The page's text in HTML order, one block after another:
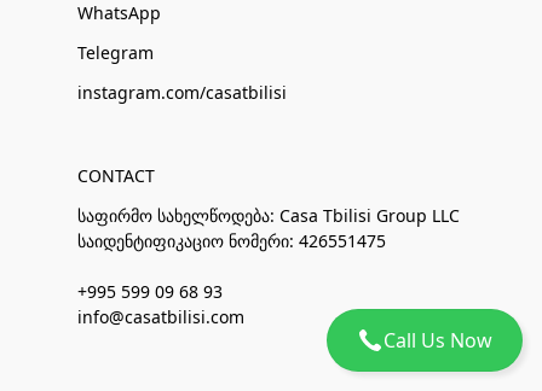
Call Us Now
WhatsApp
Telegram
instagram.com/casatbilisi
CONTACT
საფირმო სახელწოდება: Casa Tbilisi Group LLC
საიდენტიფიკაციო ნომერი: 426551475
+995 599 09 68 93
info@casatbilisi.com